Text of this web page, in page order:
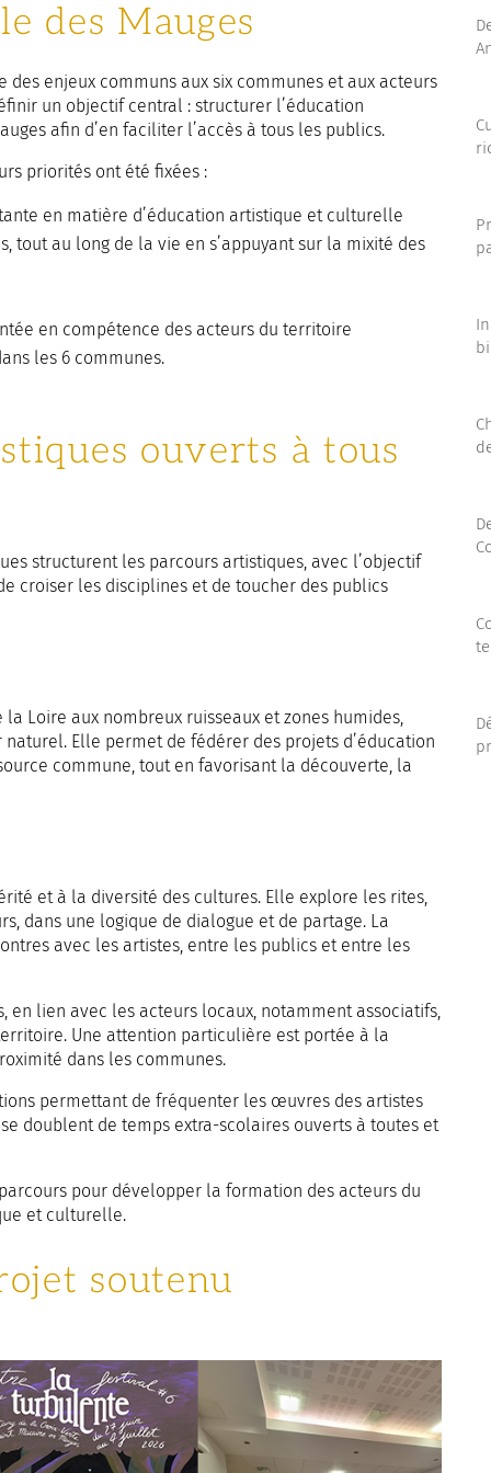
des Mauges
enjeux communs aux six communes et aux acteurs
un objectif central : structurer l’éducation
afin d’en faciliter l’accès à tous les publics.
priorités ont été fixées :
en matière d’éducation artistique et culturelle
tout au long de la vie en s’appuyant sur la mixité des
en compétence des acteurs du territoire
les 6 communes.
ouverts à tous
structurent les parcours artistiques, avec l’objectif
croiser les disciplines et de toucher des publics
Loire aux nombreux ruisseaux et zones humides,
Elle permet de fédérer des projets d’éducation
commune, tout en favorisant la découverte, la
et à la diversité des cultures. Elle explore les rites,
dans une logique de dialogue et de partage. La
avec les artistes, entre les publics et entre les
en lien avec les acteurs locaux, notamment associatifs,
Une attention particulière est portée à la
dans les communes.
permettant de fréquenter les œuvres des artistes
doublent de temps extra-scolaires ouverts à toutes et
pour développer la formation des acteurs du
et culturelle.
soutenu